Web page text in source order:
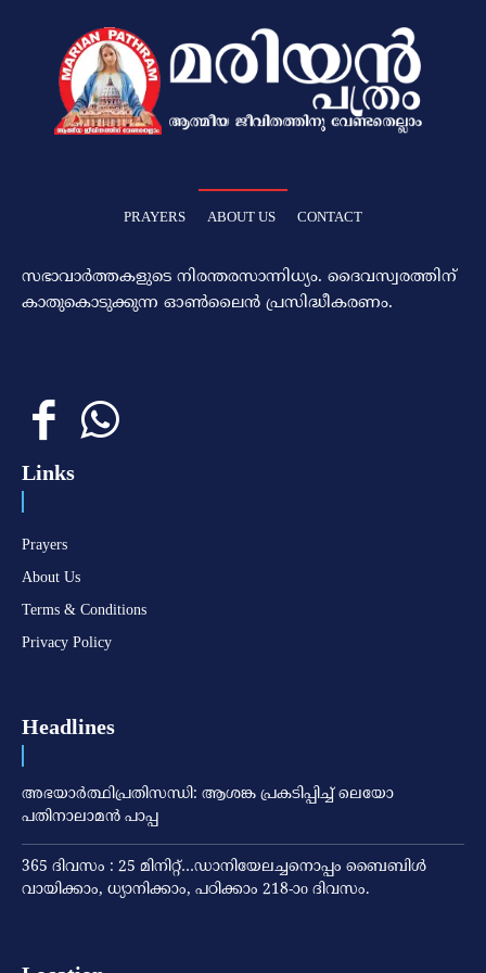
PRAYERS ABOUT US CONTACT
സഭാവാര്‍ത്തകളുടെ നിരന്തരസാന്നിധ്യം. ദൈവസ്വരത്തിന്‌
കാതുകൊടുക്കുന്ന ഓണ്‍ലൈന്‍ പ്രസിദ്ധീകരണം.
Links
Prayers
About Us
Terms & Conditions
Privacy Policy
Headlines
അഭയാര്‍ത്ഥിപ്രതിസന്ധി: ആശങ്ക പ്രകടിപ്പിച്ച് ലെയോ
പതിനാലാമന്‍ പാപ്പ
365 ദിവസം : 25 മിനിറ്റ്…ഡാനിയേലച്ചനൊപ്പം ബൈബിൾ
വായിക്കാം, ധ്യാനിക്കാം, പഠിക്കാം 218-ാo ദിവസം.